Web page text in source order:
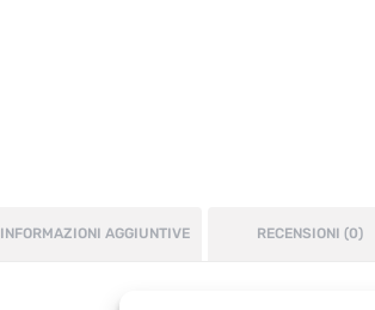
INFORMAZIONI AGGIUNTIVE RECENSIONI (0)